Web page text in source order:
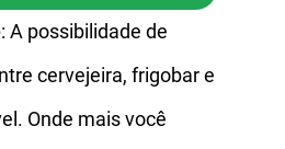
: A possibilidade de
cervejeira, frigobar e
Onde mais você